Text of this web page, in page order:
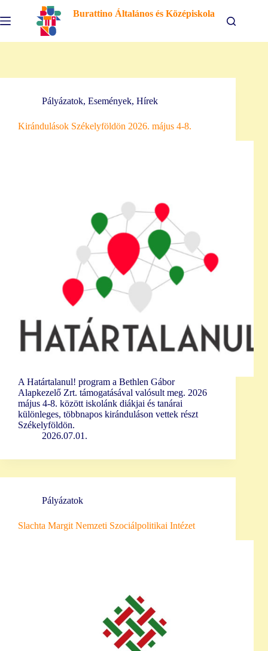
to
content
Burattino Általános és Középiskola
Pályázatok, Események, Hírek
Kirándulások Székelyföldön 2026. május 4-8.
A Határtalanul! program a Bethlen Gábor
Alapkezelő Zrt. támogatásával valósult meg. 2026
május 4-8. között iskolánk diákjai és tanárai
különleges, többnapos kiránduláson vettek részt
Székelyföldön.
2026.07.01.
Pályázatok
Slachta Margit Nemzeti Szociálpolitikai Intézet